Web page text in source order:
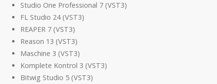
Studio One Professional 7 (VST3)
FL Studio 24 (VST3)
REAPER 7 (VST3)
Reason 13 (VST3)
Maschine 3 (VST3)
Komplete Kontrol 3 (VST3)
Bitwig Studio 5 (VST3)